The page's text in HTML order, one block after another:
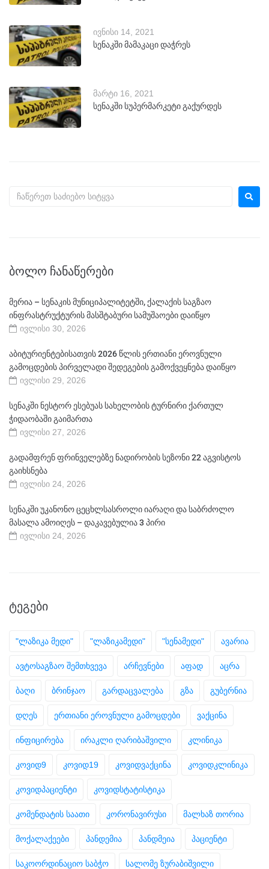
ივნისი 14, 2021
სენაკში მამაკაცი დაჭრეს
მარტი 16, 2021
სენაკში სუპერმარკეტი გაქურდეს
ᲑᲝᲚᲝ ᲩᲐᲜᲐᲬᲔᲠᲔᲑᲘ
მერია – სენაკის მუნიციპალიტეტში, ქალაქის საგზაო
ინფრასტრუქტურის მასშტაბური სამუშაოები დაიწყო
ივლისი 30, 2026
აბიტურიენტებისათვის 2026 წლის ერთიანი ეროვნული
გამოცდების პირველადი შედეგების გამოქვეყნება დაიწყო
ივლისი 29, 2026
სენაკში ნესტორ ესებუას სახელობის ტურნირი ქართულ
ჭიდაობაში გაიმართა
ივლისი 27, 2026
გადამფრენ ფრინველებზე ნადირობის სეზონი 22 აგვისტოს
გაიხსნება
ივლისი 24, 2026
სენაკში უკანონო ცეცხლსასროლი იარაღი და საბრძოლო
მასალა ამოიღეს – დაკავებულია 3 პირი
ივლისი 24, 2026
ᲢᲔᲒᲔᲑᲘ
"ლაზიკა მედი" "ლაზიკამედი" "სენამედი" ავარია
ავტოსაგზაო შემთხვევა არჩევნები აფად აცრა
ბაღი ბრინჯაო გარდაცვალება გზა გუბერნია
დღეს ერთიანი ეროვნული გამოცდები ვაქცინა
ინფიცირება ირაკლი ღარიბაშვილი კლინიკა
კოვიდ9 კოვიდ19 კოვიდვაქცინა კოვიდკლინიკა
კოვიდპაციენტი კოვიდსტატისტიკა
კომენდატის საათი კორონავირუსი მალხაზ თორია
მოქალაქეები პანდემია პანდმეია პაციენტი
საკოორდინაციო საბჭო სალომე ზურაბიშვილი